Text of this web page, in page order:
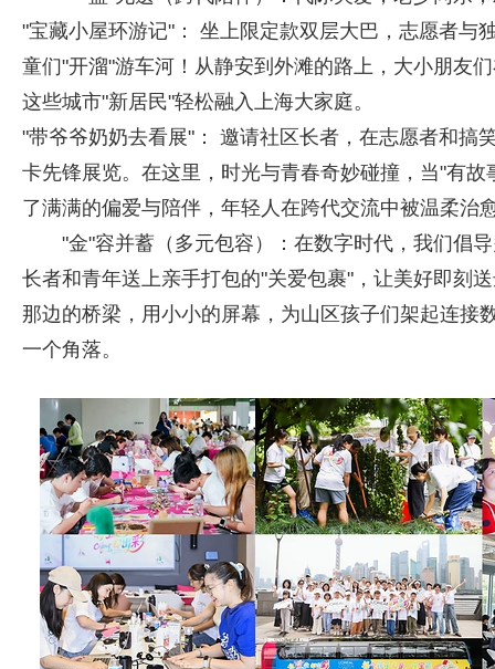
"宝藏小屋环游记"： 坐上限定款双层大巴，志愿者与
童们"开溜"游车河！从静安到外滩的路上，大小朋友
这些城市"新居民"轻松融入上海大家庭。
"带爷爷奶奶去看展"： 邀请社区长者，在志愿者和搞
卡先锋展览。在这里，时光与青春奇妙碰撞，当"有
了满满的偏爱与陪伴，年轻人在跨代交流中被温柔治
"金"容并蓄（多元包容）：在数字时代，我们倡
长者和青年送上亲手打包的"关爱包裹"，让美好即刻
那边的桥梁，用小小的屏幕，为山区孩子们架起连接
一个角落。